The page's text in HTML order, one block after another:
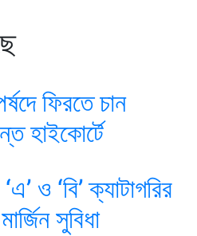
ফিরতে চান
হাইকোর্টে
ও ‘বি’ ক্যাটাগরির
সুবিধা